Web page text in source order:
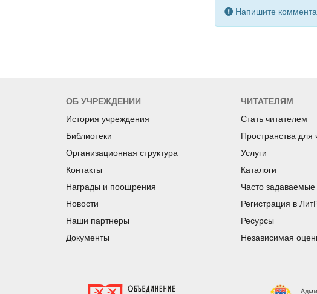
Напишите
ОБ УЧРЕЖДЕНИИ
История учреждения
Библиотеки
Организационная структура
Контакты
Награды и поощрения
Новости
Наши партнеры
Документы
ЧИТАТЕЛЯМ
Стать читателем
Пространства для
Услуги
Каталоги
Часто
Регистрация в
Ресурсы
Независимая